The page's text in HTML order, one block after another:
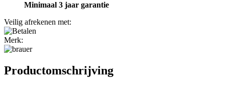
Minimaal 3 jaar garantie
Veilig afrekenen met:
Merk:
Productomschrijving